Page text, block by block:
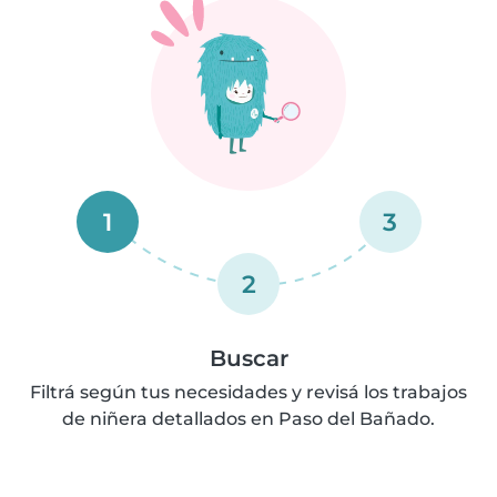
1
2
3
Buscar
Filtrá según tus necesidades y revisá los trabajos
de niñera detallados en Paso del Bañado.